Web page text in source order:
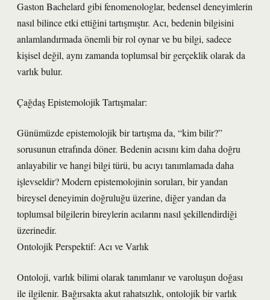
Gaston Bachelard gibi fenomenologlar, bedensel deneyimlerin
nasıl bilince etki ettiğini tartışmıştır. Acı, bedenin bilgisini
anlamlandırmada önemli bir rol oynar ve bu bilgi, sadece
kişisel değil, aynı zamanda toplumsal bir gerçeklik olarak da
varlık bulur.
Çağdaş Epistemolojik Tartışmalar:
Günümüzde epistemolojik bir tartışma da, “kim bilir?”
sorusunun etrafında döner. Bedenin acısını kim daha doğru
anlayabilir ve hangi bilgi türü, bu acıyı tanımlamada daha
işlevseldir? Modern epistemolojinin soruları, bir yandan
bireysel deneyimin doğruluğu üzerine, diğer yandan da
toplumsal bilgilerin bireylerin acılarını nasıl şekillendirdiği
üzerinedir.
Ontolojik Perspektif: Acı ve Varlık
Ontoloji, varlık bilimi olarak tanımlanır ve varoluşun doğası
ile ilgilenir. Bağırsakta akut rahatsızlık, ontolojik bir varlık